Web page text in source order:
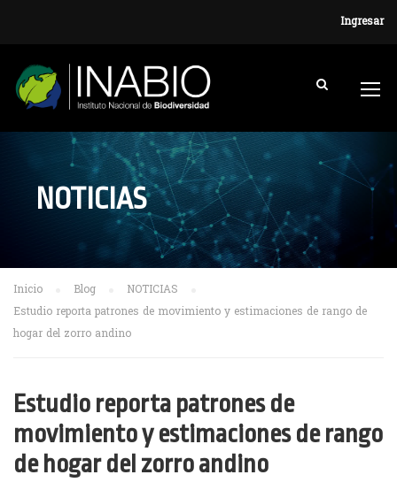
Ingresar
NOTICIAS
Inicio Blog
NOTICIAS
Estudio reporta patrones de movimiento y estimaciones de rango de
hogar del zorro andino
Estudio reporta patrones de
movimiento y estimaciones de rango
de hogar del zorro andino